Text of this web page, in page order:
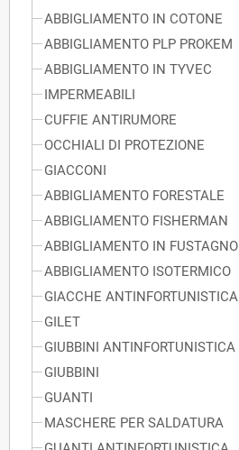
ABBIGLIAMENTO IN COTONE
ABBIGLIAMENTO PLP PROKEM
ABBIGLIAMENTO IN TYVEC
IMPERMEABILI
CUFFIE ANTIRUMORE
OCCHIALI DI PROTEZIONE
GIACCONI
ABBIGLIAMENTO FORESTALE
ABBIGLIAMENTO FISHERMAN
ABBIGLIAMENTO IN FUSTAGNO
ABBIGLIAMENTO ISOTERMICO
GIACCHE ANTINFORTUNISTICA
GILET
GIUBBINI ANTINFORTUNISTICA
GIUBBINI
GUANTI
MASCHERE PER SALDATURA